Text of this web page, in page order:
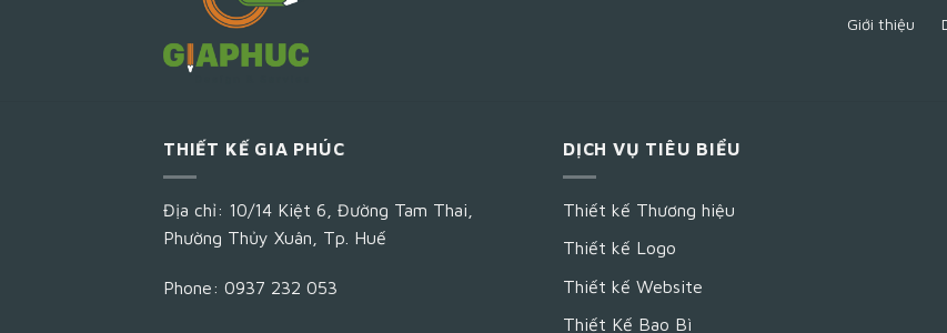
Giới thiệu
THIẾT KẾ GIA PHÚC
Địa chỉ: 10/14 Kiệt 6, Đường Tam Thai,
Phường Thủy Xuân, Tp. Huế
Phone: 0937 232 053
DỊCH VỤ TIÊU BIỂU
Thiết kế Thương hiệu
Thiết kế Logo
Thiết kế Website
Thiết Kế Bao Bì